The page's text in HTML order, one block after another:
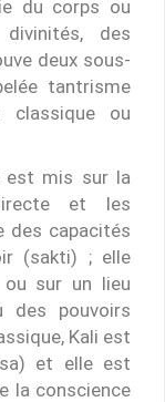
du corps ou
des
deux sous-
tantrisme
classique ou
est mis sur la
et les
des capacités
(sakti) ; elle
sur un lieu
des pouvoirs
Kali est
et elle est
la conscience